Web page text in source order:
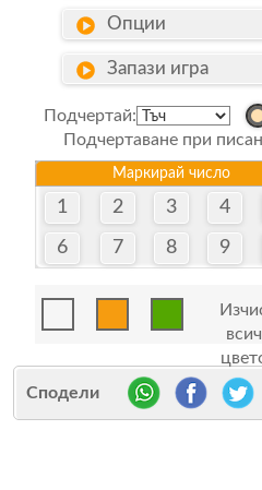
Опции
Запази игра
Подчертай:
Подчертаване при
Маркирай число
1 2 3 4
6 7 8 9
Сподели